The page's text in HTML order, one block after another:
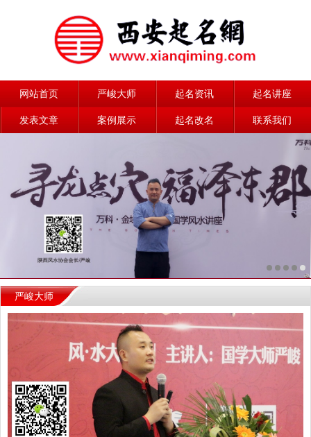
网站首页 严峻大师 起名资讯 起名讲座
发表文章 案例展示 起名改名 联系我们
严峻大师